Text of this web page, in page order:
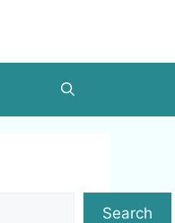
Search